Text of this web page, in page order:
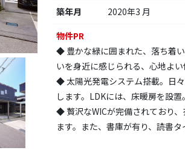
築年月
2020年3 月
物件PR
◆ 豊かな緑に囲まれた、落ち着
いを身近に感じられる、心地よい
◆ 太陽光発電システム搭載。日
します。LDKには、床暖房を設置。
◆ 贅沢なWICが完備されており
ます。また、書庫が有り、読書タ